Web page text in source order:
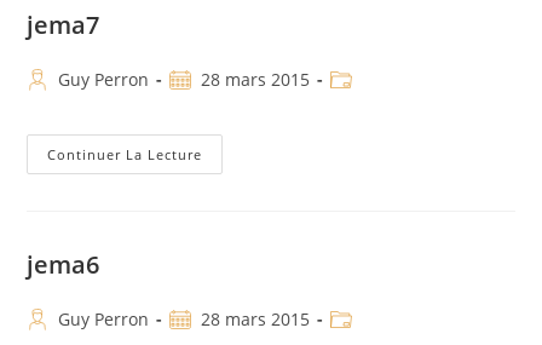
jema7
Guy Perron 28 mars 2015
Continuer La Lecture
jema6
Guy Perron 28 mars 2015